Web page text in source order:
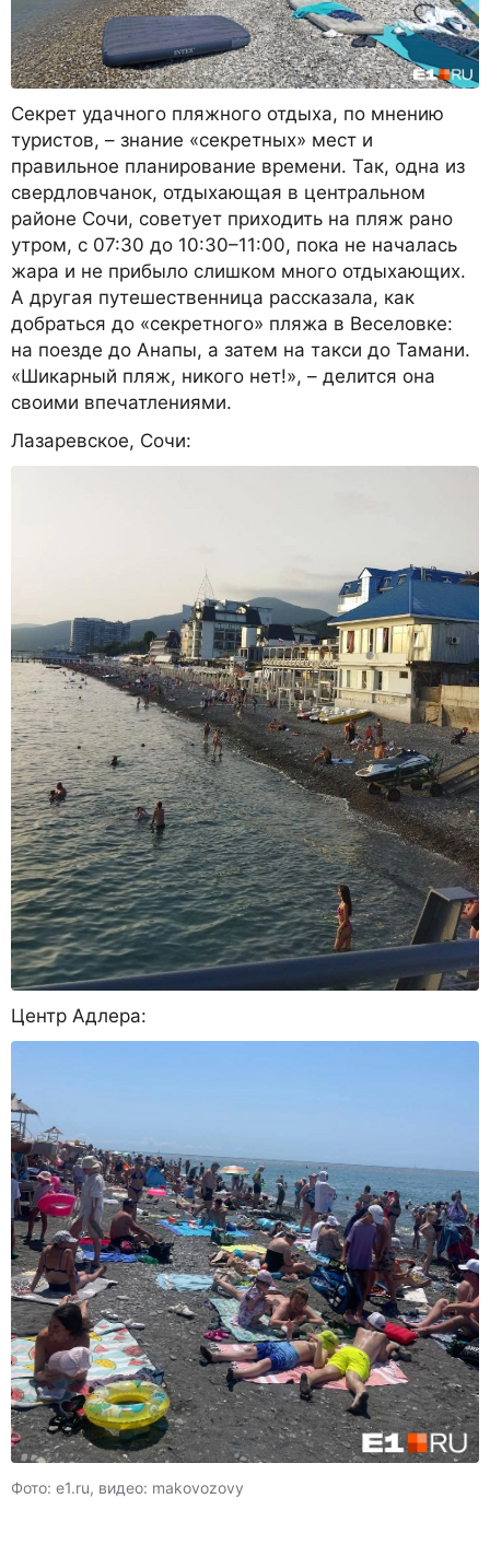
Секрет удачного пляжного отдыха, по мнению
туристов, – знание «секретных» мест и
правильное планирование времени. Так, одна из
свердловчанок, отдыхающая в центральном
районе Сочи, советует приходить на пляж рано
утром, с 07:30 до 10:30–11:00, пока не началась
жара и не прибыло слишком много отдыхающих.
А другая путешественница рассказала, как
добраться до «секретного» пляжа в Веселовке:
на поезде до Анапы, а затем на такси до Тамани.
«Шикарный пляж, никого нет!», – делится она
своими впечатлениями.
Лазаревское, Сочи:
Центр Адлера:
Фото: e1.ru, видео: makovozovy